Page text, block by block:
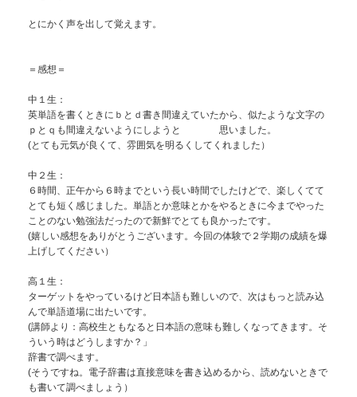
とにかく声を出して覚えます。
＝感想＝
中１生：
英単語を書くときにｂとｄ書き間違えていたから、似たような文字の
ｐとｑも間違えないようにしようと 思いました。
(とても元気が良くて、雰囲気を明るくしてくれました）
中２生：
６時間、正午から６時までという長い時間でしたけどで、楽しくてて
とても短く感じました。単語とか意味とかをやるときに今までやった
ことのない勉強法だったので新鮮でとても良かったです。
(嬉しい感想をありがとうございます。今回の体験で２学期の成績を爆
上げしてください）
高１生：
ターゲットをやっているけど日本語も難しいので、次はもっと読み込
んで単語道場に出たいです。
(講師より：高校生ともなると日本語の意味も難しくなってきます。そ
ういう時はどうしますか？」
辞書で調べます。
(そうですね。電子辞書は直接意味を書き込めるから、読めないときで
も書いて調べましょう）